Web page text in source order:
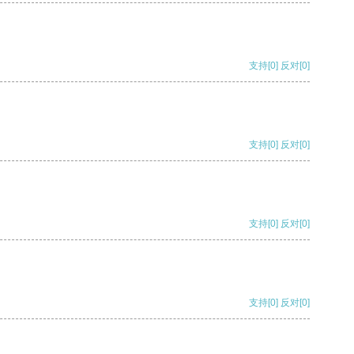
支持[0] 反对[0]
支持[0] 反对[0]
支持[0] 反对[0]
支持[0] 反对[0]